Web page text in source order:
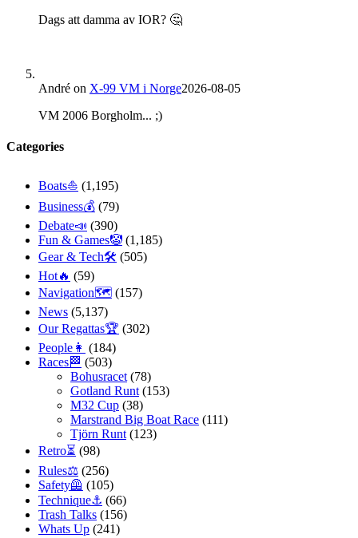
Dags att damma av IOR? 🤔
André on X-99 VM i Norge2026-08-05
VM 2006 Borgholm... ;)
Categories
Boats⛵️ (1,195)
Business💰 (79)
Debate📣 (390)
Fun & Games🤡 (1,185)
Gear & Tech🛠 (505)
Hot🔥 (59)
Navigation🗺 (157)
News (5,137)
Our Regattas🏆 (302)
People👩 (184)
Races🏁 (503)
Bohusracet (78)
Gotland Runt (153)
M32 Cup (38)
Marstrand Big Boat Race (111)
Tjörn Runt (123)
Retro⏳ (98)
Rules⚖️ (256)
Safety🦺 (105)
Technique⚓️ (66)
Trash Talks (156)
Whats Up (241)